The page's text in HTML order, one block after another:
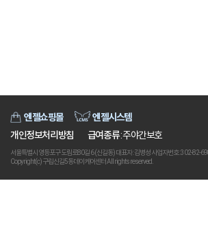
※ 관련 자격증사본 1부, 경력증명서 1부(해당자)는
1) 1차(서류전형) : 12월 18일 (목) 이후 개별연락
2) 2차(면접) : 서류합격시 추후 개별연락
3) 합격자 발표 : 합격시 개별연락
엔젤쇼핑몰
엔젤시스템
개인정보처리방침
급여종류: 주야간보호
서울특별시 영등포구 도림로80길 6 (신길동) 대표자 : 김병성 사업자번호 : 302-82-
Copyright(c) 구립신길5동데이케어센터 All rights reserved.